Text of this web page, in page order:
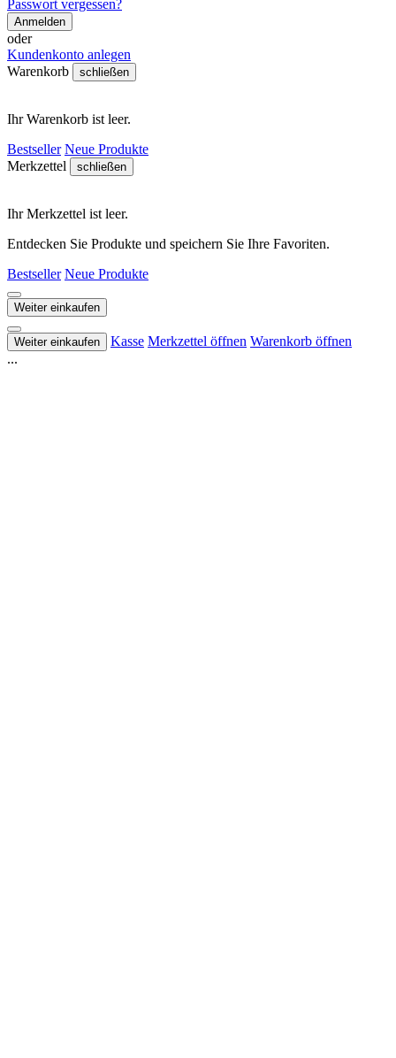
Passwort vergessen?
Anmelden
oder
Kundenkonto anlegen
Warenkorb
schließen
Ihr Warenkorb ist leer.
Bestseller Neue Produkte
Merkzettel
schließen
Ihr Merkzettel ist leer.
Entdecken Sie Produkte und speichern Sie Ihre Favoriten.
Bestseller Neue Produkte
Weiter einkaufen
Weiter einkaufen Kasse Merkzettel öffnen Warenkorb öffnen
...